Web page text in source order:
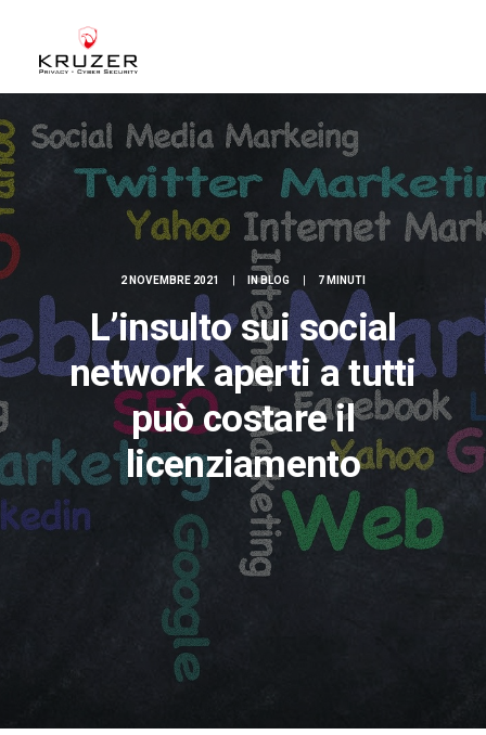
CHI SIAMO
A CHI CI RIVOLGIAMO
CASE STUDIES
WHITE PAPERS
CONTATTI
2 NOVEMBRE 2021 INBLOG 7 MINUTI
L’insulto sui social
network aperti a tutti
può costare il
licenziamento